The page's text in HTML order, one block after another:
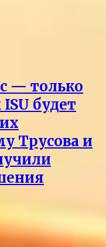
— только
будет
Трусова и